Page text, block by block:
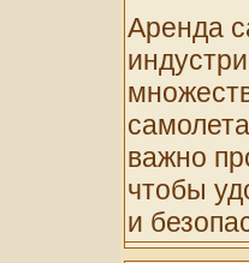
Аренда
важно
чтобы
и